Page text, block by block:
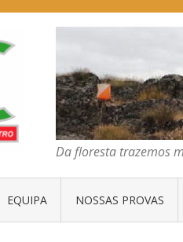
COC – CLUBE DE ORIENTAÇÃO DO
Da floresta trazemos muitas
Da floresta trazemos
EQUIPA NOSSAS PROVAS